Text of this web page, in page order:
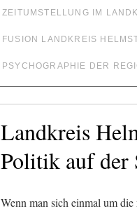
ZEITUMSTELLUNG IM
FUSION LANDKREIS
PSYCHOGRAPHIE DER
Landkreis
Politik auf der
Wenn man sich einmal um